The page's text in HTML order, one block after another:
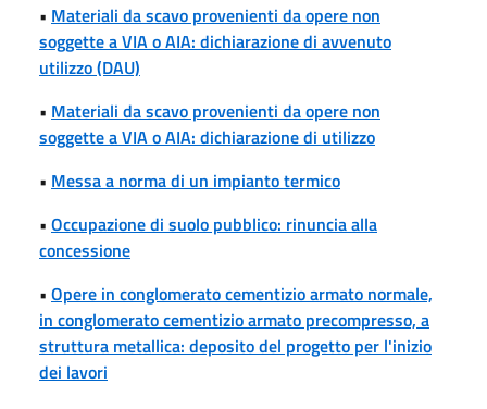
• Materiali da scavo provenienti da opere non
soggette a VIA o AIA: dichiarazione di avvenuto
utilizzo (DAU)
• Materiali da scavo provenienti da opere non
soggette a VIA o AIA: dichiarazione di utilizzo
• Messa a norma di un impianto termico
• Occupazione di suolo pubblico: rinuncia alla
concessione
• Opere in conglomerato cementizio armato normale,
in conglomerato cementizio armato precompresso, a
struttura metallica: deposito del progetto per l'inizio
dei lavori